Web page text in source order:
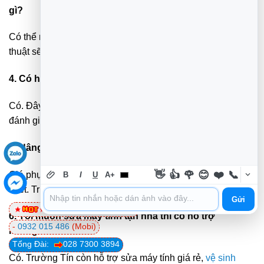
gì?
Có thể nâng cấp CPU, RAM, SSD hoặc card đồ họa. Kỹ
thuật sẽ tư vấn theo nhu cầu thực tế.
4. Có hỗ trợ Nâng cấp PC tại nhà không?
Có. Đây là dịch vụ chính và được nhiều khách hàng
đánh giá cao.
5. Nâng cấp máy tính bao nhiêu tiền?
Giá phụ thuộc vào linh kiện và mức độ nâng cấp cần
thiết. Trường Tín luôn báo giá rõ ràng trước khi làm.
6. Tôi muốn sửa máy tính tận nhà thì có hỗ trợ
không?
Có. Trường Tín còn hỗ trợ sửa máy tính giá rẻ, vệ sinh
Tổng Đài: 028 7300 3894
- 0932 015 486 (Mobi)
0981 81 32 72(Viettel)
B I U A+ 👋 👍 🌹 😊 ❤️ 📞
Gửi